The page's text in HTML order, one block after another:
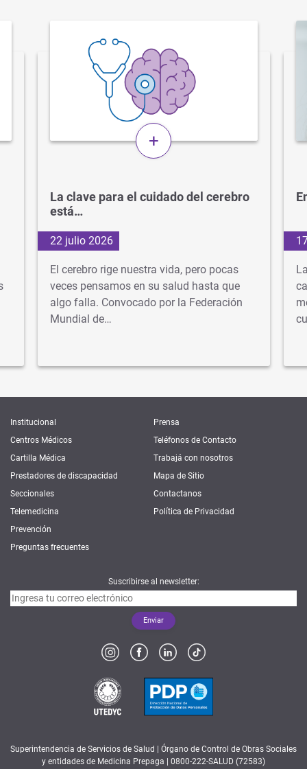
+
La clave para el cuidado del cerebro
está…
22 julio 2026
El cerebro rige nuestra vida, pero pocas
veces pensamos en su salud hasta que
algo falla. Convocado por la Federación
Mundial de…
Institucional
Centros Médicos
Cartilla Médica
Prestadores de discapacidad
Seccionales
Telemedicina
Prevención
Preguntas frecuentes
Prensa
Teléfonos de Contacto
Trabajá con nosotros
Mapa de Sitio
Contactanos
Política de Privacidad
Suscribirse al newsletter:
Superintendencia de Servicios de Salud | Órgano de Control de Obras Sociales
y entidades de Medicina Prepaga | 0800-222-SALUD (72583)